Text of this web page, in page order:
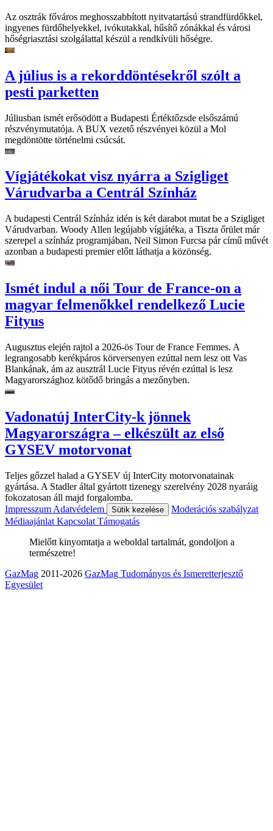
Az osztrák főváros meghosszabbított nyitvatartású strandfürdőkkel,
ingyenes fürdőhelyekkel, ivókutakkal, hűsítő zónákkal és városi
hőségriasztási szolgálattal készül a rendkívüli hőségre.
A július is a rekorddöntésekről szólt a
pesti parketten
Júliusban ismét erősödött a Budapesti Értéktőzsde elsőszámú
részvénymutatója. A BUX vezető részvényei közül a Mol
megdöntötte történelmi csúcsát.
Vígjátékokat visz nyárra a Szigliget
Várudvarba a Centrál Színház
A budapesti Centrál Színház idén is két darabot mutat be a Szigliget
Várudvarban. Woody Allen legújabb vígjátéka, a Tiszta őrület már
szerepel a színház programjában, Neil Simon Furcsa pár című művét
azonban a budapesti premier előtt láthatja a közönség.
Ismét indul a női Tour de France-on a
magyar felmenőkkel rendelkező Lucie
Fityus
Augusztus elején rajtol a 2026-ös Tour de France Femmes. A
legrangosabb kerékpáros körversenyen ezúttal nem lesz ott Vas
Blankának, ám az ausztrál Lucie Fityus révén ezúttal is lesz
Magyarországhoz kötődő bringás a mezőnyben.
Vadonatúj InterCity-k jönnek
Magyarországra – elkészült az első
GYSEV motorvonat
Teljes gőzzel halad a GYSEV új InterCity motorvonatainak
gyártása. A Stadler által gyártott tizenegy szerelvény 2028 nyaráig
fokozatosan áll majd forgalomba.
Impresszum Adatvédelem Sütik kezelése
Moderációs szabályzat
Médiaajánlat Kapcsolat Támogatás
Mielőtt kinyomtatja a weboldal tartalmát, gondoljon a
természetre!
GazMag 2011-2026 GazMag Tudományos és Ismeretterjesztő
Egyesület